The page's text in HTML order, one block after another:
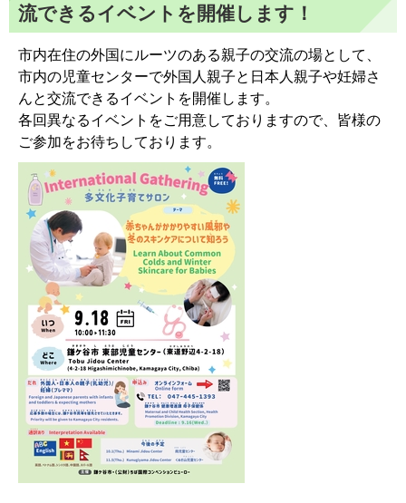
流できるイベントを開催します！
市内在住の外国にルーツのある親子の交流の場として、
市内の児童センターで外国人親子と日本人親子や妊婦さ
んと交流できるイベントを開催します。
各回異なるイベントをご用意しておりますので、皆様の
ご参加をお待ちしております。